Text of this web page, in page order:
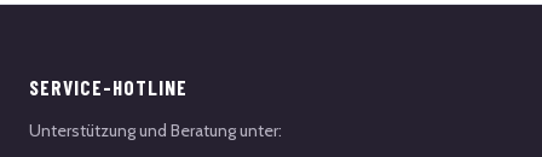
SERVICE-HOTLINE
Unterstützung und Beratung unter: